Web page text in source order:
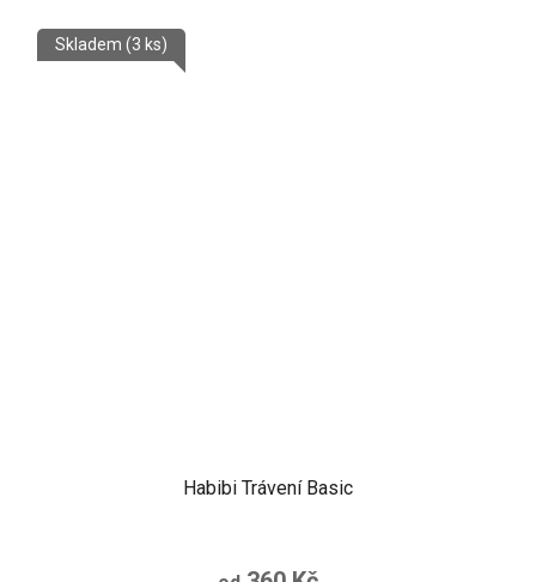
Habibi Trávení Basic
Skladem (3 ks)